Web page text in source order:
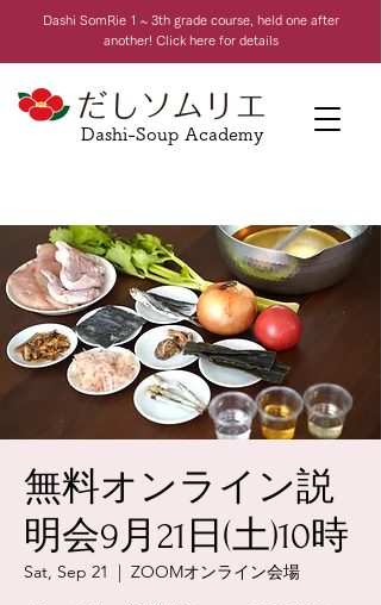
Dashi SomRie 1 ~ 3th grade course, held one after
another! Click here for details
Dashi-Soup Academy
無料オンライン説
明会9月21日(土)10時
Sat, Sep 21
  |
ZOOMオンライン会場